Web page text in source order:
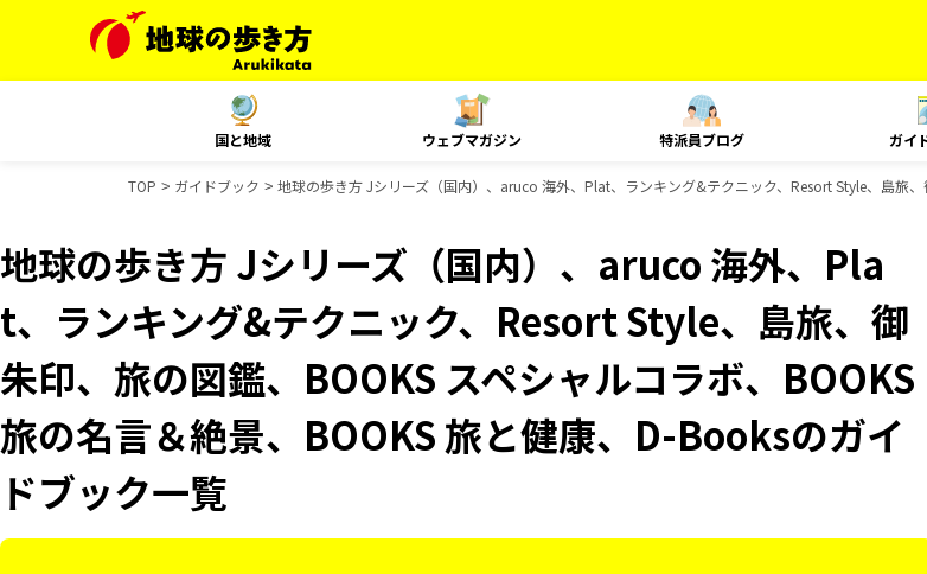
国と地域 ウェブマガジン 特派員ブログ ガイ
TOP ガイドブック 地球の歩き方 Jシリーズ（国内）、aruco 海外、Plat、ランキング&テクニック、Resort Style、島旅
地球の歩き方 Jシリーズ（国内）、aruco 海外、Pla
t、ランキング&テクニック、Resort Style、島旅、御
朱印、旅の図鑑、BOOKS スペシャルコラボ、BOOKS
旅の名言＆絶景、BOOKS 旅と健康、D-Booksのガイ
ドブック一覧